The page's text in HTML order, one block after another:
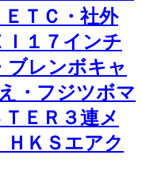
ＴＣ・社外
Ｉ１７インチ
ブレンボキャ
・フジツボマ
ＥＲ３連メ
ＫＳエアク